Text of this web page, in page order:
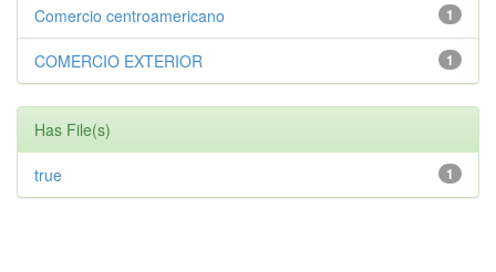
1
Comercio centroamericano
1
COMERCIO EXTERIOR
Has File(s)
1
true